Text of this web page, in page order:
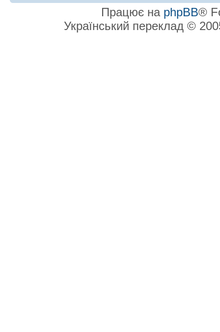
Працює на phpBB®
Український переклад ©